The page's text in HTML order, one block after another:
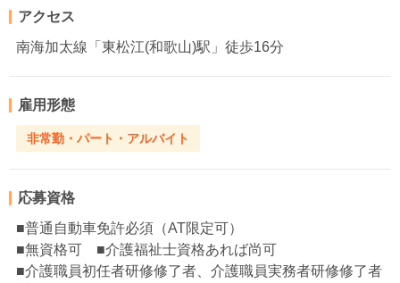
アクセス
南海加太線「東松江(和歌山)駅」徒歩16分
雇用形態
非常勤・パート・アルバイト
応募資格
■普通自動車免許必須（AT限定可）
■無資格可 ■介護福祉士資格あれば尚可
■介護職員初任者研修修了者、介護職員実務者研修修了者